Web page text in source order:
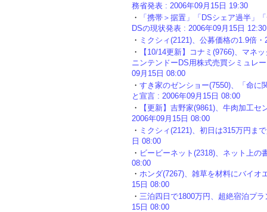
務省発表 : 2006年09月15日 19:30
・
「携帯＞据置」「DSシェア過半」
DSの現状発表 : 2006年09月15日 12:30
・ ミクシィ(2121)、公募価格の1.9倍
・
【10/14更新】コナミ(9766)、マネ
ニンテンドーDS用株式売買シミュレ
09月15日 08:00
・ すき家のゼンショー(7550)、「命に
と宣言 : 2006年09月15日 08:00
・
【更新】吉野家(9861)、牛肉加工
2006年09月15日 08:00
・ ミクシィ(2121)、初日は315万円ま
日 08:00
・ ビービーネット(2318)、ネット上の
08:00
・ ホンダ(7267)、雑草を材料にバイオ
15日 08:00
・ 三泊四日で1800万円、超絶宿泊プ
15日 08:00